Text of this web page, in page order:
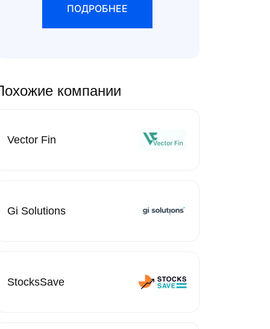
ПОДРОБНЕЕ
компании
Vector Fin
Gi Solutions
StocksSave